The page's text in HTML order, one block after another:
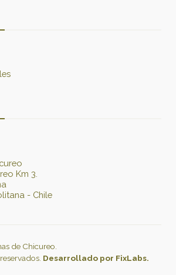
Km 3.
- Chile
de Chicureo.
Desarrollado por FixLabs.